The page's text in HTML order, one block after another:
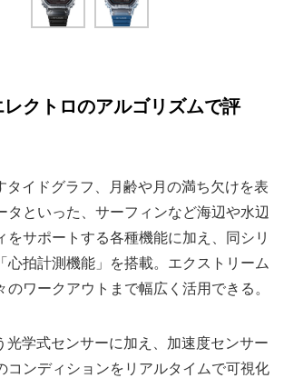
クトロのアルゴリズムで評
イドグラフ、月齢や月の満ち欠けを表
タといった、サーフィンなど海辺や水辺
をサポートする各種機能に加え、同シリ
心拍計測機能」を搭載。エクストリーム
のワークアウトまで幅広く活用できる。
学式センサーに加え、加速度センサー
コンディションをリアルタイムで可視化